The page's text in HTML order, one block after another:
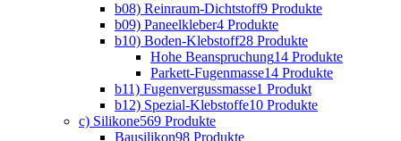
b08) Reinraum-Dichtstoff9 Produkte
b09) Paneelkleber4 Produkte
b10) Boden-Klebstoff28 Produkte
Hohe Beanspruchung14 Produkte
Parkett-Fugenmasse14 Produkte
b11) Fugenvergussmasse1 Produkt
b12) Spezial-Klebstoffe10 Produkte
c) Silikone569 Produkte
Bausilikon98 Produkte